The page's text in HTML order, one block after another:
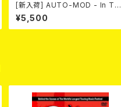
[新入荷] AUTO-MOD - In The
Wake Of KING AUTO-MOD
（CD+DVD/初回限定盤）
¥5,500